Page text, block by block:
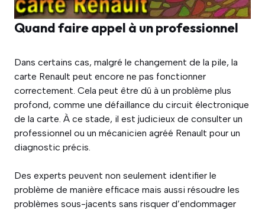
Quand faire appel à un professionnel
Dans certains cas, malgré le changement de la pile, la
carte Renault peut encore ne pas fonctionner
correctement. Cela peut être dû à un problème plus
profond, comme une défaillance du circuit électronique
de la carte. À ce stade, il est judicieux de consulter un
professionnel ou un mécanicien agréé Renault pour un
diagnostic précis.
Des experts peuvent non seulement identifier le
problème de manière efficace mais aussi résoudre les
problèmes sous-jacents sans risquer d’endommager